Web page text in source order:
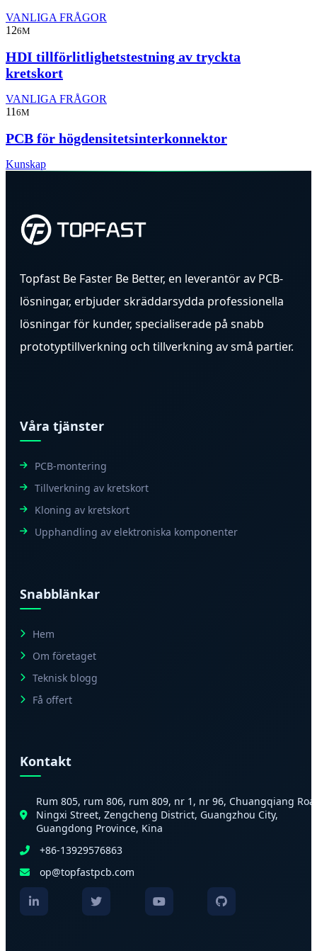
VANLIGA FRÅGOR
126M
HDI tillförlitlighetstestning av tryckta
kretskort
VANLIGA FRÅGOR
11 6M
PCB för högdensitetsinterkonnektor
Kunskap
Topfast Be Faster Be Better, en leverantör av PCB-
lösningar, erbjuder skräddarsydda professionella
lösningar för kunder, specialiserade på snabb
prototyptillverkning och tillverkning av små partier.
Våra tjänster
PCB-montering
Tillverkning av kretskort
Kloning av kretskort
Upphandling av elektroniska komponenter
Snabblänkar
Hem
Om företaget
Teknisk blogg
Få offert
Kontakt
Rum 805, rum 806, rum 809, nr 1, nr 96, Chuangqiang
Ningxi Street, Zengcheng District, Guangzhou City,
Guangdong Province, Kina
+86-13929576863
op@topfastpcb.com